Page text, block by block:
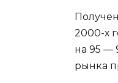
2000-х
на 95 —
рынка